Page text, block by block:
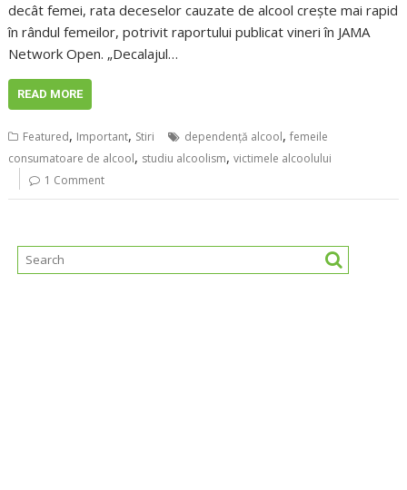
decât femei, rata deceselor cauzate de alcool crește mai rapid
în rândul femeilor, potrivit raportului publicat vineri în JAMA
Network Open. „Decalajul…
READ MORE
Featured, Important, Stiri dependență alcool,femeile
consumatoare de alcool, studiu alcoolism,victimele alcoolului
1 Comment